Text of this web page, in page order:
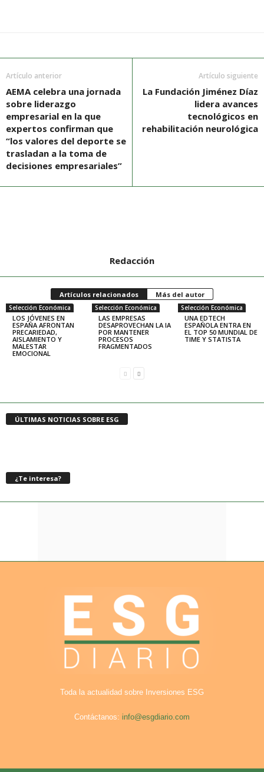
Artículo anterior
AEMA celebra una jornada
sobre liderazgo
empresarial en la que
expertos confirman que
“los valores del deporte se
trasladan a la toma de
decisiones empresariales”
Artículo siguiente
La Fundación Jiménez Díaz
lidera avances
tecnológicos en
rehabilitación neurológica
Redacción
Artículos relacionados Más del autor
Selección Económica
LOS JÓVENES EN
ESPAÑA AFRONTAN
PRECARIEDAD,
AISLAMIENTO Y
MALESTAR
EMOCIONAL
Selección Económica
LAS EMPRESAS
DESAPROVECHAN LA IA
POR MANTENER
PROCESOS
FRAGMENTADOS
Selección Económica
UNA EDTECH
ESPAÑOLA ENTRA EN
EL TOP 50 MUNDIAL DE
TIME Y STATISTA
ÚLTIMAS NOTICIAS SOBRE ESG
¿Te interesa?
Toda la actualidad sobre Inversiones ESG
Contáctanos: info@esgdiario.com